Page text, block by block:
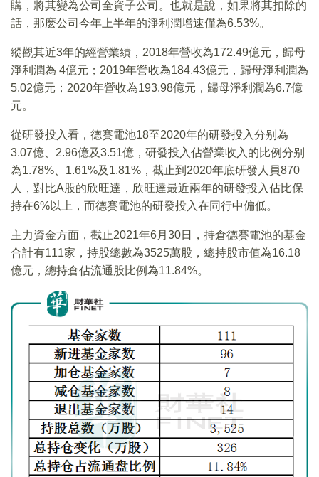
購，將其變為公司全資子公司。也就是說，如果將其扣除的
話，那麽公司今年上半年的淨利潤增速僅為6.53%。
縱觀其近3年的經營業績，2018年營收為172.49億元，歸母
淨利潤為 4億元；2019年營收為184.43億元，歸母淨利潤為
5.02億元；2020年營收為193.98億元，歸母淨利潤為6.7億
元。
從研發投入看，德賽電池18至2020年的研發投入分别為
3.07億、2.96億及3.51億，研發投入佔營業收入的比例分别
為1.78%、1.61%及1.81%，截止到2020年底研發人員870
人，對比A股的欣旺達，欣旺達最近兩年的研發投入佔比保
持在6%以上，而德賽電池的研發投入在同行中偏低。
主力資金方面，截止2021年6月30日，持倉德賽電池的基金
合計有111家，持股總數為3525萬股，總持股市值為16.18
億元，總持倉佔流通股比例為11.84%。